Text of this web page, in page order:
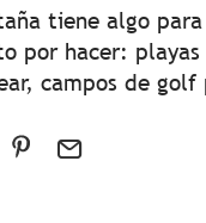
tiene algo
por hacer: playas
campos de